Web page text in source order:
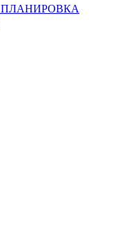
ПЛАНИРОВКА